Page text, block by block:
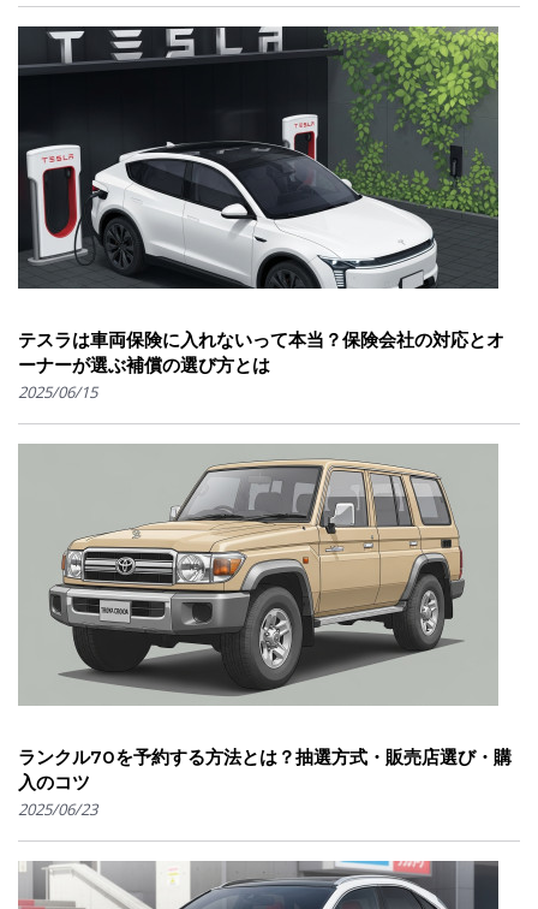
テスラは車両保険に入れないって本当？保険会社の対応とオ
ーナーが選ぶ補償の選び方とは
2025/06/15
ランクル70を予約する方法とは？抽選方式・販売店選び・購
入のコツ
2025/06/23